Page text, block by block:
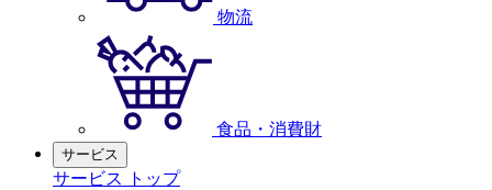
物流
食品・消費財
サービス
サービス トップ